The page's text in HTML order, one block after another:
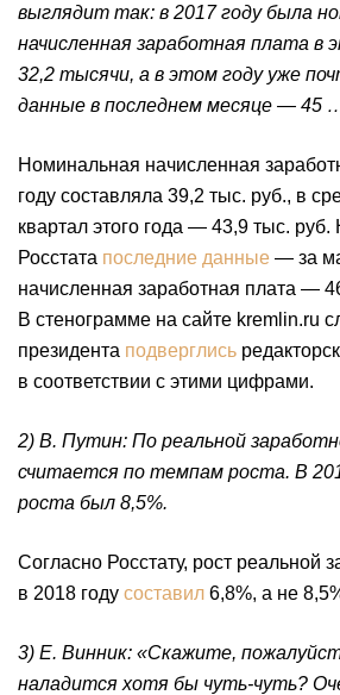
выглядит так: в 2017 году была
начисленная заработная плата в
32,2 тысячи, а в этом году уже
данные в последнем месяце — 45
Номинальная начисленная
году составляла 39,2 тыс. руб., в
квартал этого года — 43,9 тыс. руб.
Росстата последние данные — за
начисленная заработная плата —
В стенограмме на сайте kremlin.ru
президента подверглись
в соответствии с этими цифрами.
2) В. Путин: По реальной
считается по темпам роста. В
роста был 8,5%.
Согласно Росстату, рост реальной
в 2018 году составил 6,8%, а не
3) Е. Винник: «Скажите,
наладится хотя бы чуть-чуть?